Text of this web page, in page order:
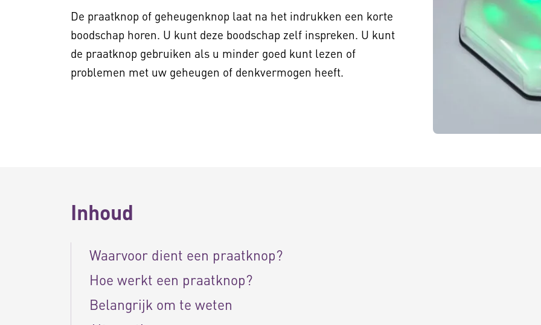
De praatknop of geheugenknop laat na het indrukken een korte
boodschap horen. U kunt deze boodschap zelf inspreken. U kunt
de praatknop gebruiken als u minder goed kunt lezen of
problemen met uw geheugen of denkvermogen heeft.
Inhoud
Waarvoor dient een praatknop?
Hoe werkt een praatknop?
Belangrijk om te weten